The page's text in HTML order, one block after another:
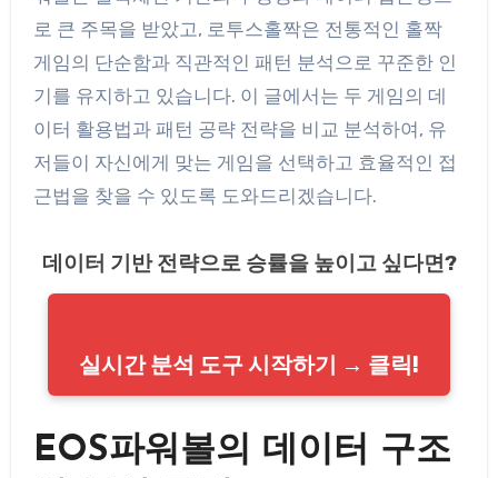
로 큰 주목을 받았고, 로투스홀짝은 전통적인 홀짝
게임의 단순함과 직관적인 패턴 분석으로 꾸준한 인
기를 유지하고 있습니다. 이 글에서는 두 게임의 데
이터 활용법과 패턴 공략 전략을 비교 분석하여, 유
저들이 자신에게 맞는 게임을 선택하고 효율적인 접
근법을 찾을 수 있도록 도와드리겠습니다.
데이터 기반 전략으로 승률을 높이고 싶다면?
실시간 분석 도구 시작하기 → 클릭!
EOS파워볼의 데이터 구조